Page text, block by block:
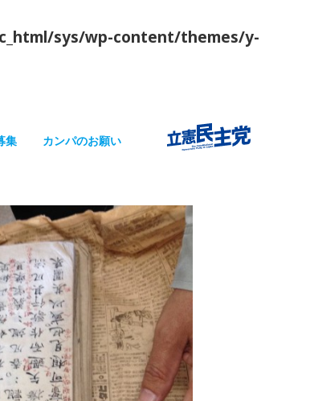
sys/wp-content/themes/y-
集 カンパのお願い